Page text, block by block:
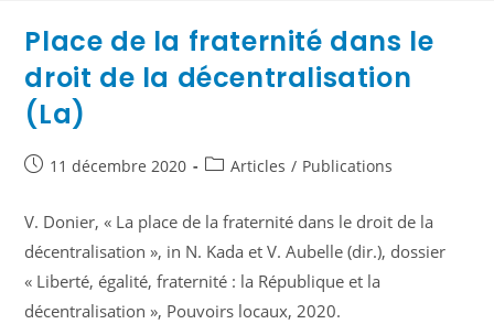
Place de la fraternité dans le
droit de la décentralisation
(La)
11 décembre 2020 Articles / Publications
V. Donier, « La place de la fraternité dans le droit de la
décentralisation », in N. Kada et V. Aubelle (dir.), dossier
« Liberté, égalité, fraternité : la République et la
décentralisation », Pouvoirs locaux, 2020.